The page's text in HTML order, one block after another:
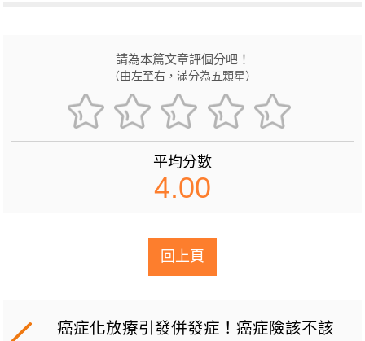
請為本篇文章評個分吧！
（由左至右，滿分為五顆星）
平均分數
4.00
回上頁
癌症化放療引發併發症！癌症險該不該